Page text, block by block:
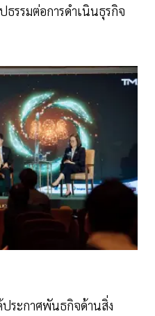
ธรรมต่อการดำเนินธุรกิจ
ประกาศพันธกิจด้านสิ่ง